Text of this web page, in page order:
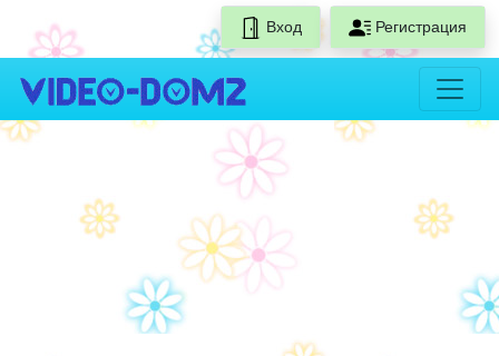
Вход Регистрация